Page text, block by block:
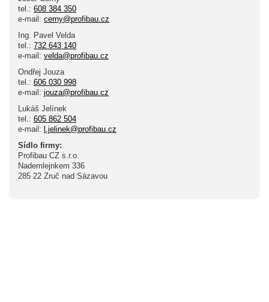
tel.: 608 384 350
e-mail: cerny@profibau.cz
Ing. Pavel Velda
tel.: 732 643 140
e-mail: velda@profibau.cz
Ondřej Jouza
tel.: 606 030 998
e-mail: jouza@profibau.cz
Lukáš Jelínek
tel.: 605 862 504
e-mail:
l.jelinek@profibau.cz
Sídlo firmy:
Profibau CZ s.r.o.
Nademlejnkem 336
285 22 Zruč nad Sázavou